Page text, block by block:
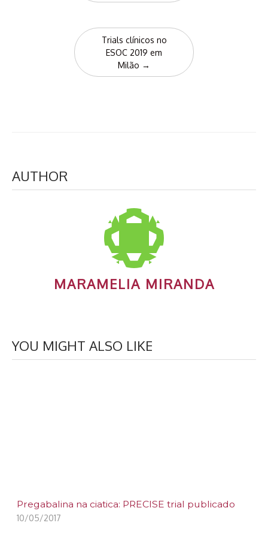
Trials clínicos no
ESOC 2019 em
Milão →
AUTHOR
MARAMELIA MIRANDA
YOU MIGHT ALSO LIKE
Pregabalina na ciatica: PRECISE trial publicado
10/05/2017